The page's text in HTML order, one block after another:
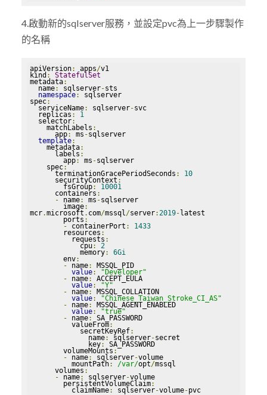
4.啟動新的sqlserver服務，並設定pvc為上一步驟製作
的名稱
apiVersion: apps/v1
kind : StatefulSet
metadata:
  name
: sqlserver-sts
namespace: sqlserver
spec:
  serviceName
: sqlserver-svc
  replicas
: 1
  selector
:
    matchLabels
:
      app
: ms -sqlserver
template:
    metadata
:
      labels
:
        app
: ms -sqlserver
    spec
:
      terminationGracePeriodSeconds
: 10
      securityContext
:
        fsGroup
: 10001
      containers
:
- name: ms -sqlserver
        image
:
mcr.microsoft . com/mssql /server: 2019-latest
        ports
:
- containerPort : 1433
        resources
:
          requests
:
            cpu
: 2
            memory
: 6Gi
        env
:
- name: MSSQL_PID
value: "Developer"
- name: ACCEPT_EULA
value: "Y"
- name: MSSQL_COLLATION
value: "Chinese_Taiwan_Stroke_CI_AS"
- name: MSSQL_AGENT_ENABLED
value: "true"
- name: SA_PASSWORD
          valueFrom
:
            secretKeyRef
:
              name
: sqlserver-secret
              key
: SA_PASSWORD
        volumeMounts
:
- name: sqlserver-volume
          mountPath
: /var/opt/mssql
      volumes
:
- name: sqlserver-volume
        persistentVolumeClaim
:
          claimName
: sqlserver-volume-pvc